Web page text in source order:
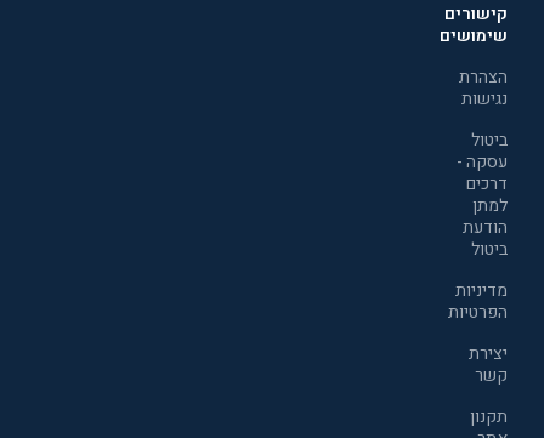
קישורים
שימושים
הצהרת
נגישות
ביטול
עסקה -
דרכים
למתן
הודעת
ביטול
מדיניות
הפרטיות
יצירת
קשר
תקנון